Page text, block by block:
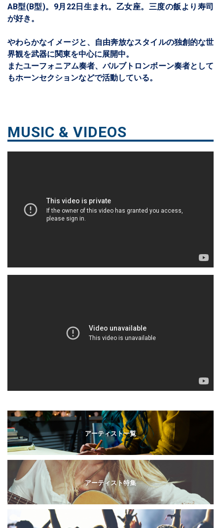
AB型(B型)。9月22日生まれ。乙女座。三度の飯より寿司
が好き。
​ やわらかなイメージと、自由奔放なスタイルの独創的な世
界観を武器に関東を中心に展開中。
またユーフォニアム奏者、バルブトロンボーン奏者として
もホーンセクションなどで活動している。
MUSIC & VIDEOS
アーティスト一覧
アーティスト特集